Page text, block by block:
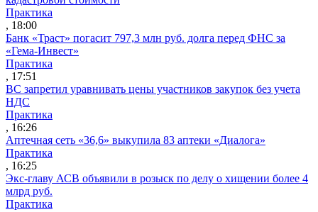
Практика
, 18:00
Банк «Траст» погасит 797,3 млн руб. долга перед ФНС за
«Гема-Инвест»
Практика
, 17:51
ВС запретил уравнивать цены участников закупок без учета
НДС
Практика
, 16:26
Аптечная сеть «36,6» выкупила 83 аптеки «Диалога»
Практика
, 16:25
Экс-главу АСВ объявили в розыск по делу о хищении более 4
млрд руб.
Практика